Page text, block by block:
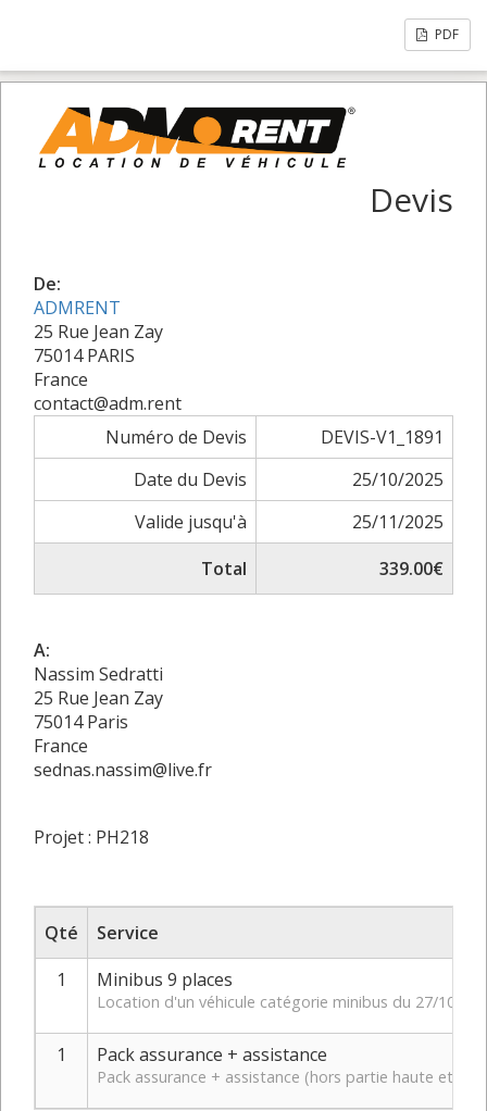
PDF
Devis
De:
ADMRENT
25 Rue Jean Zay
75014 PARIS
France
contact@adm.rent
Numéro de Devis
DEVIS-V1_1891
Date du Devis
25/10/2025
Valide jusqu'à
25/11/2025
Total
339.00€
A:
Nassim Sedratti
25 Rue Jean Zay
75014 Paris
France
sednas.nassim@live.fr
Projet : PH218
Qté
Service
1
Minibus 9 places
Location d'un véhicule catégorie minibus du 27/10/
1 Pack assurance + assistance
Pack assurance + assistance (hors partie haute et